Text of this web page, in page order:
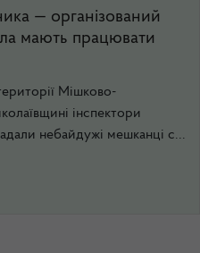
— організований
мають працювати
Мішково-
інспектори
небайдужі мешканці с...